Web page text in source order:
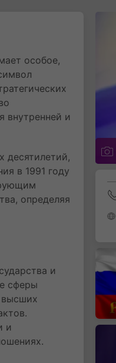
особое,
внутренней и
десятилетий,
в 1991 году
определяя
и
сферы
высших
и